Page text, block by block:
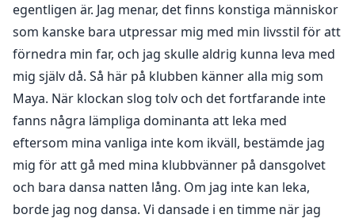
egentligen är. Jag menar, det finns konstiga människor
som kanske bara utpressar mig med min livsstil för att
förnedra min far, och jag skulle aldrig kunna leva med
mig själv då. Så här på klubben känner alla mig som
Maya. När klockan slog tolv och det fortfarande inte
fanns några lämpliga dominanta att leka med
eftersom mina vanliga inte kom ikväll, bestämde jag
mig för att gå med mina klubbvänner på dansgolvet
och bara dansa natten lång. Om jag inte kan leka,
borde jag nog dansa. Vi dansade i en timme när jag